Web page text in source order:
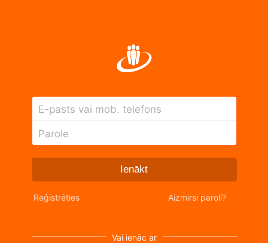
E-pasts vai mob. telefons
Parole
Ienākt
Reģistrēties Aizmirsi paroli?
Vai ienāc ar